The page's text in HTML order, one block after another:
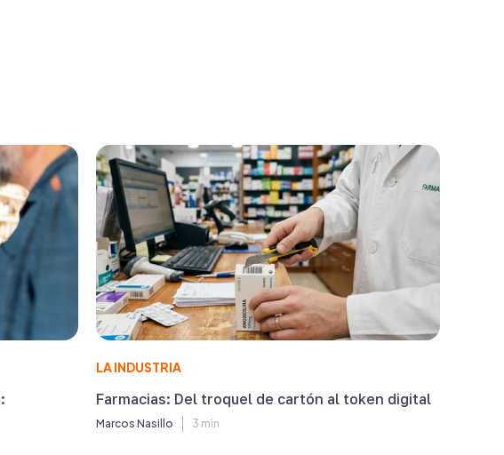
LA INDUSTRIA
Farmacias: Del troquel de cartón al token digital
Marcos Nasillo 3 min